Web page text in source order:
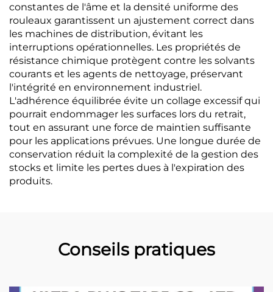
constantes de l'âme et la densité uniforme des
rouleaux garantissent un ajustement correct dans
les machines de distribution, évitant les
interruptions opérationnelles. Les propriétés de
résistance chimique protègent contre les solvants
courants et les agents de nettoyage, préservant
l'intégrité en environnement industriel.
L'adhérence équilibrée évite un collage excessif qui
pourrait endommager les surfaces lors du retrait,
tout en assurant une force de maintien suffisante
pour les applications prévues. Une longue durée de
conservation réduit la complexité de la gestion des
stocks et limite les pertes dues à l'expiration des
produits.
Conseils pratiques